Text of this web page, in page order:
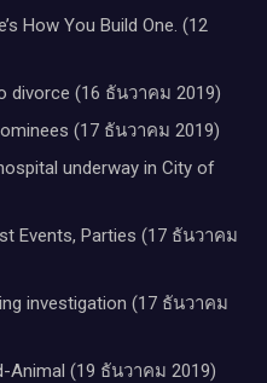
How You Build One. (12
divorce (16 ธันวาคม 2019)
(17 ธันวาคม 2019)
underway in City of
Events, Parties (17 ธันวาคม
investigation (17 ธันวาคม
Animal (19 ธันวาคม 2019)